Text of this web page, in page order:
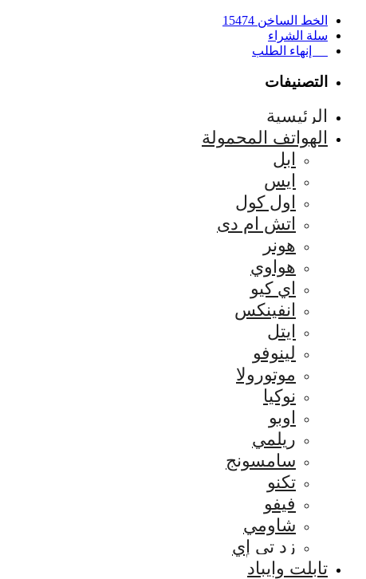
الخط الساخن 15474
سلة الشراء
إنهاء الطلب
التصنيفات
الرئيسية
الهواتف المحمولة
ابل
ايس
اول كول
اتش ام دى
هونر
هواوي
اي كيو
انفينكس
ايتل
لينوفو
موتورولا
نوكيا
اوبو
ريلمي
سامسونج
تكنو
فيفو
شاومي
زد تي إي
تابلت وايباد